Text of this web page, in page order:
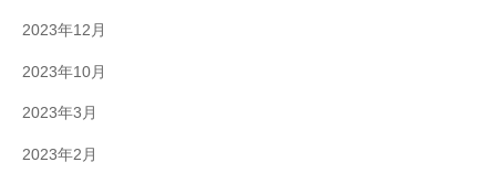
2023年12月
2023年10月
2023年3月
2023年2月